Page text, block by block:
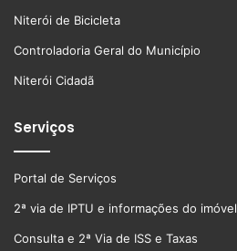
Niterói de Bicicleta
Controladoria Geral do Município
Niterói Cidadã
Serviços
Portal de Serviços
2ª via de IPTU e informações do imóvel
Consulta e 2ª Via de ISS e Taxas